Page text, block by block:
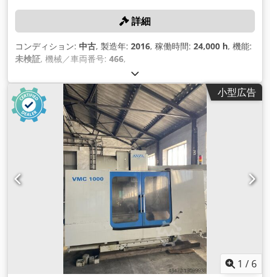
詳細
コンディション: 中古, 製造年: 2016, 稼働時間: 24,000 h, 機能:
未検証, 機械／車両番号: 466,
小型広告
1 / 6